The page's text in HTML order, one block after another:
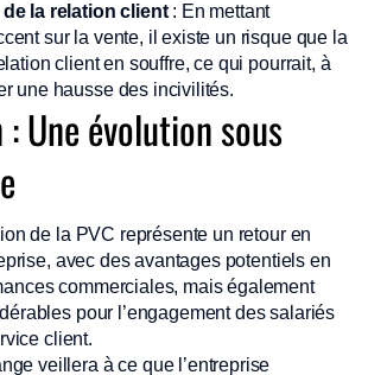
la relation client: En mettant
sur la vente, il existe un risque que la
client en souffre, ce qui pourrait, à
une hausse des incivilités.
Une évolution sous
de la PVC représente un retour en
avec des avantages potentiels en
commerciales, mais également
pour l’engagement des salariés
client.
veillera à ce que l’entreprise